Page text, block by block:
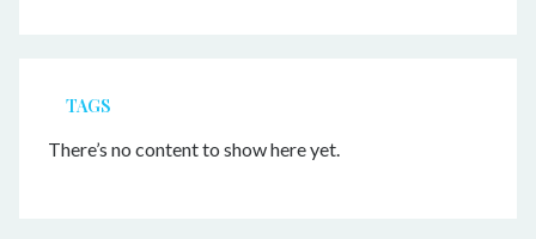
TAGS
There’s no content to show here yet.